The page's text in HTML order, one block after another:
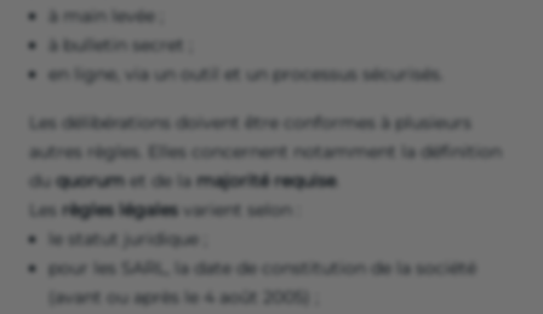
à main levée ;
à bulletin secret ;
en ligne, via un outil et un processus sécurisés.
Les délibérations doivent être conformes à plusieurs
autres règles. Elles concernent notamment la définition
du quorum et de la majorité requise.
Les règles légales varient selon :
le statut juridique ;
pour les SARL, la date de constitution de la société
(avant ou après le 4 août 2005) ;